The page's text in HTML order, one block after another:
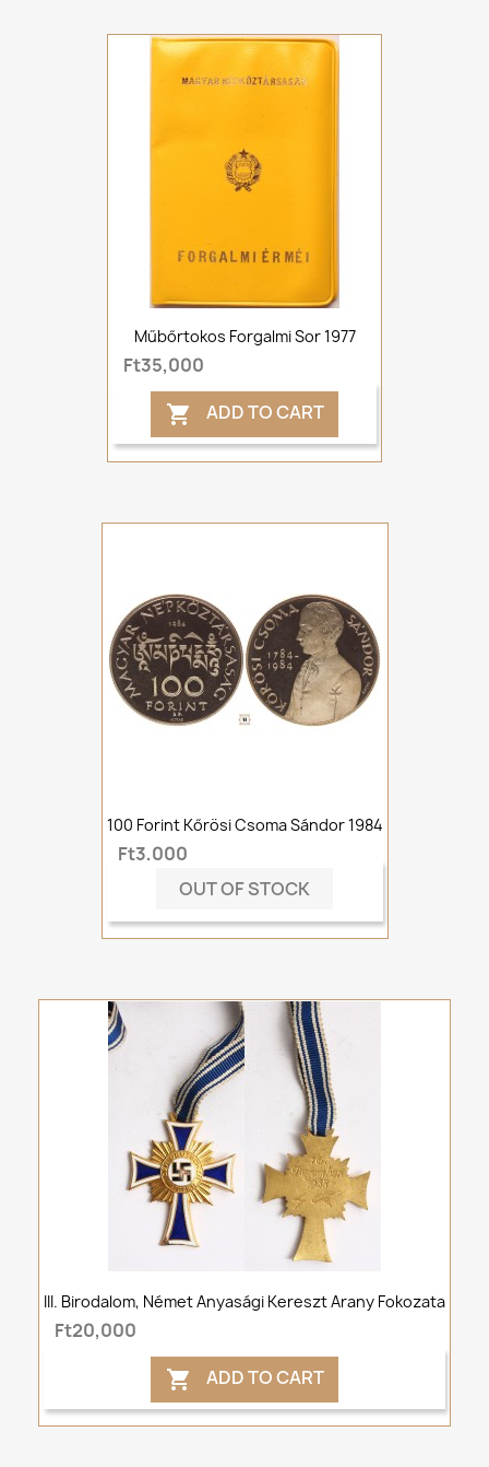
Műbőrtokos Forgalmi Sor 1977
Ft35,000
 ADD TO CART
100 Forint Kőrösi Csoma Sándor 1984
Ft3,000
OUT OF STOCK
III. Birodalom, Német Anyasági Kereszt Arany Fokozata
Ft20,000
 ADD TO CART